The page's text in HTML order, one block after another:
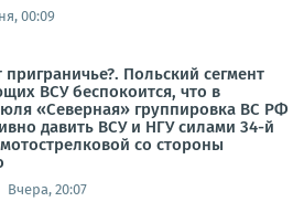
00:09
Польский сегмент
ВСУ беспокоится, что в
«Северная» группировка ВС РФ
давить ВСУ и НГУ силами 34-й
со стороны
Вчера, 20:07